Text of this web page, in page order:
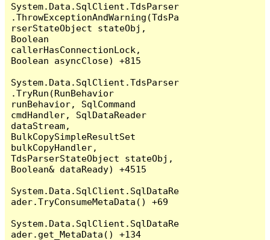
System.Data.SqlClient.TdsParser
.ThrowExceptionAndWarning(TdsPa
rserStateObject stateObj,
Boolean
callerHasConnectionLock,
Boolean asyncClose) +815
System.Data.SqlClient.TdsParser
.TryRun(RunBehavior
runBehavior, SqlCommand
cmdHandler, SqlDataReader
dataStream,
BulkCopySimpleResultSet
bulkCopyHandler,
TdsParserStateObject stateObj,
Boolean& dataReady) +4515
System.Data.SqlClient.SqlDataRe
ader.TryConsumeMetaData() +69
System.Data.SqlClient.SqlDataRe
ader.get_MetaData() +134